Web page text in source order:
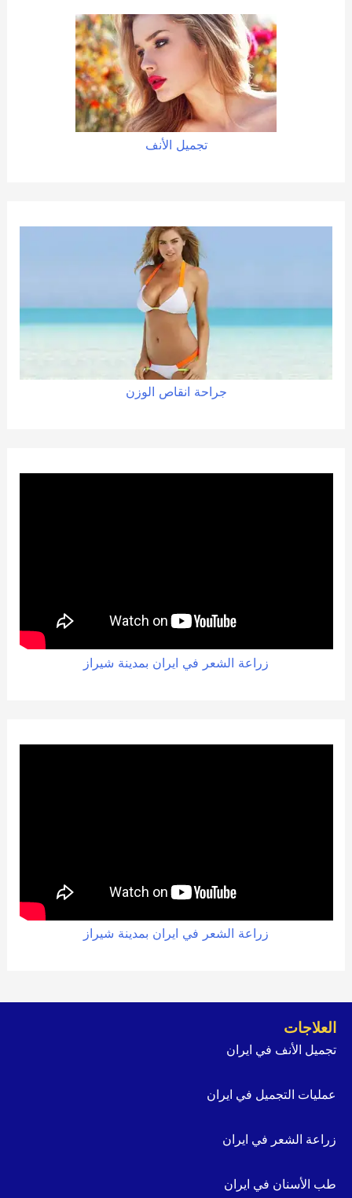
تجميل الأنف
جراحة انقاص الوزن
زراعة الشعر في ايران بمدينة شيراز
زراعة الشعر في ايران بمدينة شيراز
العلاجات
تجميل الأنف في ايران
عمليات التجميل في ايران
زراعة الشعر في ايران
طب الأسنان في ايران